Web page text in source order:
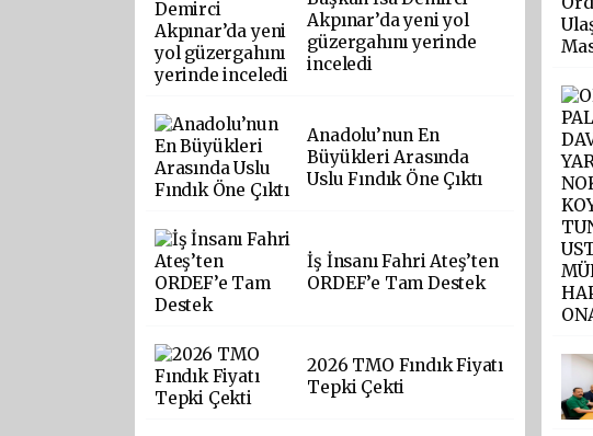
Akpınar’da yeni yol
güzergahını yerinde
inceledi
Anadolu’nun En
Büyükleri Arasında
Uslu Fındık Öne Çıktı
İş İnsanı Fahri Ateş’ten
ORDEF’e Tam Destek
2026 TMO Fındık Fiyatı
Tepki Çekti